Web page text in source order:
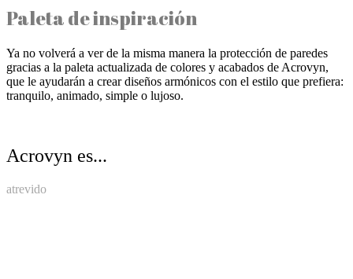
Paleta de inspiración
Ya no volverá a ver de la misma manera la protección de paredes
gracias a la paleta actualizada de colores y acabados de Acrovyn,
que le ayudarán a crear diseños armónicos con el estilo que prefiera:
tranquilo, animado, simple o lujoso.
Acrovyn es...
atrevido